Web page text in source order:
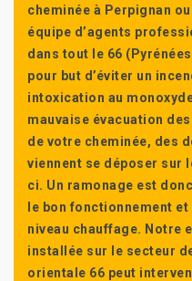
cheminée à Perpignan
équipe d’agents
dans tout le 66
pour but d’éviter un
intoxication au
mauvaise évacuation
de votre cheminée, des
viennent se déposer sur
ci. Un ramonage est
le bon fonctionnement
niveau chauffage. Notre
installée sur le secteur
orientale 66 peut